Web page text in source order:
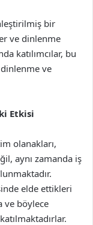
bir
ve dinlenme
katılımcılar, bu
ve
Etkisi
olanakları,
aynı zamanda iş
elde ettikleri
ve böylece